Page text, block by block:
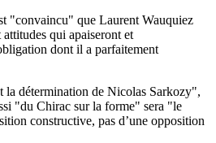
"convaincu" que Laurent Wauquiez
qui apaiseront et
dont il a parfaitement
la détermination de Nicolas Sarkozy",
"du Chirac sur la forme" sera "le
constructive, pas d’une opposition